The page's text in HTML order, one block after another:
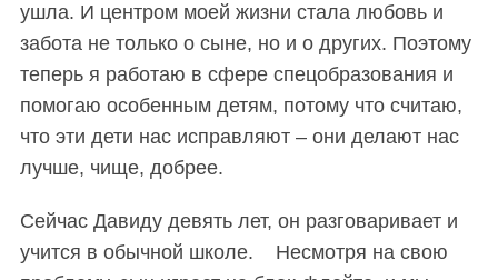
ушла. И центром моей жизни стала любовь и
забота не только о сыне, но и о других. Поэтому
теперь я работаю в сфере спецобразования и
помогаю особенным детям, потому что считаю,
что эти дети нас исправляют – они делают нас
лучше, чище, добрее.
Сейчас Давиду девять лет, он разговаривает и
учится в обычной школе. Несмотря на свою